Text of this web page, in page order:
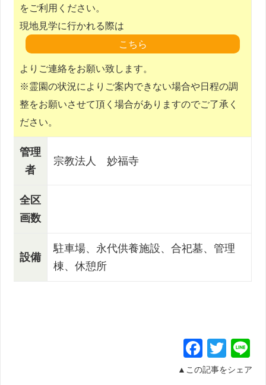
をご利用ください。
現地見学に行かれる際は
よりご連絡をお願い致します。
※霊園の状況によりご案内できない場合や日程の調
整をお願いさせて頂く場合がありますのでご了承く
ださい。
管理
者
宗教法人 妙福寺
全区
画数
設備
駐車場、永代供養施設、合祀墓、管理
棟、休憩所
▲この記事をシェア